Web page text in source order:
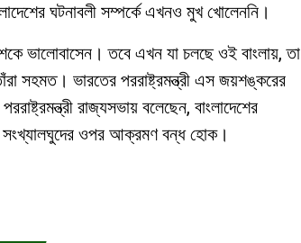
ঘটনাবলী সম্পর্কে এখনও মুখ খোলেননি।
ভালোবাসেন। তবে এখন যা চলছে ওই বাংলায়, তা
সহমত। ভারতের পররাষ্ট্রমন্ত্রী এস জয়শঙ্করের
রাজ্যসভায় বলেছেন, বাংলাদেশের
সংখ্যালঘুদের ওপর আক্রমণ বন্ধ হোক।